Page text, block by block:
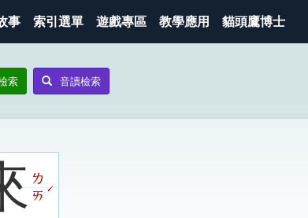
事 索引選單 遊戲專區 教學應用 貓頭鷹博士
索 音讀檢索
ㄌ
ㄞ
ˊ